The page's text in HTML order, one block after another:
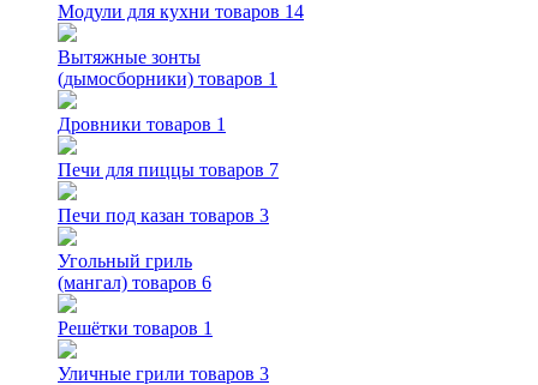
Модули для кухни товаров 14
Вытяжные зонты
(дымосборники) товаров 1
Дровники товаров 1
Печи для пиццы товаров 7
Печи под казан товаров 3
Угольный гриль
(мангал) товаров 6
Решётки товаров 1
Уличные грили товаров 3